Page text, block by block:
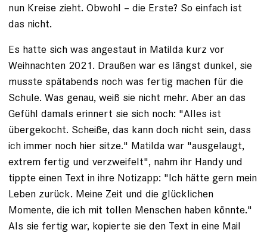
nun Kreise zieht. Obwohl – die Erste? So einfach ist
das nicht.
Es hatte sich was angestaut in Matilda kurz vor
Weihnachten 2021. Draußen war es längst dunkel, sie
musste spätabends noch was fertig machen für die
Schule. Was genau, weiß sie nicht mehr. Aber an das
Gefühl damals erinnert sie sich noch: "Alles ist
übergekocht. Scheiße, das kann doch nicht sein, dass
ich immer noch hier sitze." Matilda war "ausge­laugt,
extrem fertig und verzweifelt", nahm ihr Handy und
tippte einen Text in ihre Notizapp: "Ich hätte gern mein
Leben zurück. Meine Zeit und die glücklichen
Momente, die ich mit tollen Menschen haben könnte."
Als sie fertig war, kopierte sie den Text in eine Mail